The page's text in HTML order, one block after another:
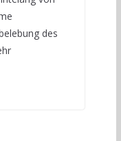
des